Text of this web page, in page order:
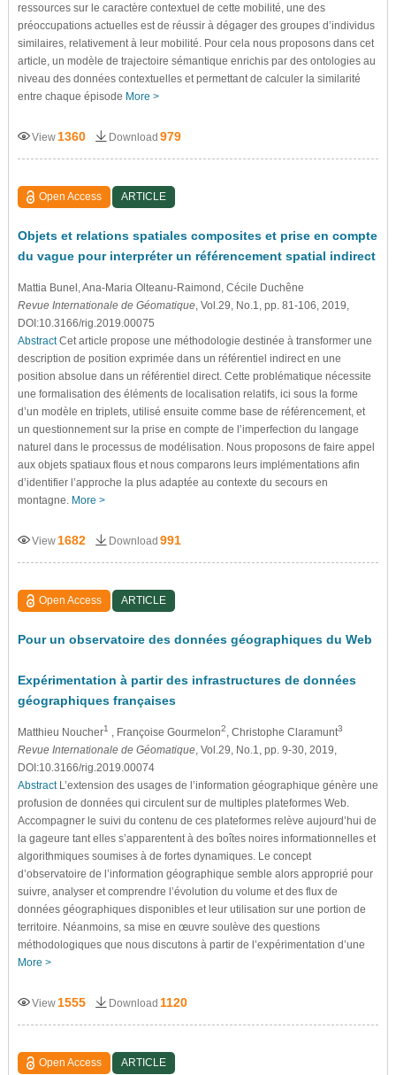
ressources sur le caractère contextuel de cette mobilité, une des
préoccupations actuelles est de réussir à dégager des groupes d’individus
similaires, relativement à leur mobilité. Pour cela nous proposons dans cet
article, un modèle de trajectoire sémantique enrichis par des ontologies au
niveau des données contextuelles et permettant de calculer la similarité
entre chaque épisode More >
View 1360 Download 979
Open Access ARTICLE
Objets et relations spatiales composites et prise en compte
du vague pour interpréter un référencement spatial indirect
Mattia Bunel , Ana-Maria Olteanu-Raimond , Cécile Duchêne
Revue Internationale de Géomatique, Vol.29, No.1, pp. 81-106, 2019,
DOI:10.3166/rig.2019.00075
AbstractCet article propose une méthodologie destinée à transformer une
description de position exprimée dans un référentiel indirect en une
position absolue dans un référentiel direct. Cette problématique nécessite
une formalisation des éléments de localisation relatifs, ici sous la forme
d’un modèle en triplets, utilisé ensuite comme base de référencement, et
un questionnement sur la prise en compte de l’imperfection du langage
naturel dans le processus de modélisation. Nous proposons de faire appel
aux objets spatiaux flous et nous comparons leurs implémentations afin
d’identifier l’approche la plus adaptée au contexte du secours en
montagne. More >
View 1682 Download 991
Open Access ARTICLE
Pour un observatoire des données géographiques du Web
Expérimentation à partir des infrastructures de données
géographiques françaises
Matthieu Noucher1 , Françoise Gourmelon2 , Christophe Claramunt3
Revue Internationale de Géomatique, Vol.29, No.1, pp. 9-30, 2019,
DOI:10.3166/rig.2019.00074
AbstractL’extension des usages de l’information géographique génère une
profusion de données qui circulent sur de multiples plateformes Web.
Accompagner le suivi du contenu de ces plateformes relève aujourd’hui de
la gageure tant elles s’apparentent à des boîtes noires informationnelles et
algorithmiques soumises à de fortes dynamiques. Le concept
d’observatoire de l’information géographique semble alors approprié pour
suivre, analyser et comprendre l’évolution du volume et des flux de
données géographiques disponibles et leur utilisation sur une portion de
territoire. Néanmoins, sa mise en œuvre soulève des questions
méthodologiques que nous discutons à partir de l’expérimentation d’une
More >
View 1555 Download 1120
Open Access ARTICLE